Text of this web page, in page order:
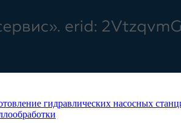
гидравлических насосных